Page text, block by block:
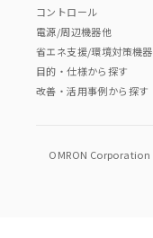
コントロール
電源/周辺機器他
省エネ支援/環境対策機器
目的・仕様から探す
改善・活用事例から探す
OMRON Corporation